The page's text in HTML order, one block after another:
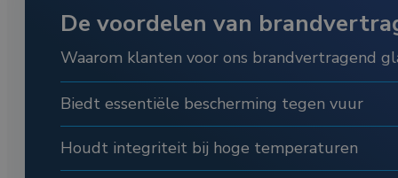
De voordelen van
Waarom klanten voor ons brandvertragend
Biedt essentiële bescherming tegen vuur
Houdt integriteit bij hoge temperaturen